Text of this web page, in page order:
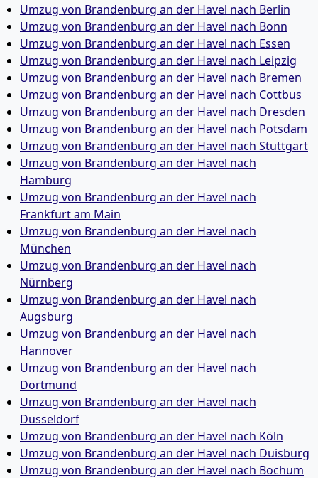
Umzug von Brandenburg an der Havel nach Berlin
Umzug von Brandenburg an der Havel nach Bonn
Umzug von Brandenburg an der Havel nach Essen
Umzug von Brandenburg an der Havel nach Leipzig
Umzug von Brandenburg an der Havel nach Bremen
Umzug von Brandenburg an der Havel nach Cottbus
Umzug von Brandenburg an der Havel nach Dresden
Umzug von Brandenburg an der Havel nach Potsdam
Umzug von Brandenburg an der Havel nach Stuttgart
Umzug von Brandenburg an der Havel nach
Hamburg
Umzug von Brandenburg an der Havel nach
Frankfurt am Main
Umzug von Brandenburg an der Havel nach
München
Umzug von Brandenburg an der Havel nach
Nürnberg
Umzug von Brandenburg an der Havel nach
Augsburg
Umzug von Brandenburg an der Havel nach
Hannover
Umzug von Brandenburg an der Havel nach
Dortmund
Umzug von Brandenburg an der Havel nach
Düsseldorf
Umzug von Brandenburg an der Havel nach Köln
Umzug von Brandenburg an der Havel nach Duisburg
Umzug von Brandenburg an der Havel nach Bochum